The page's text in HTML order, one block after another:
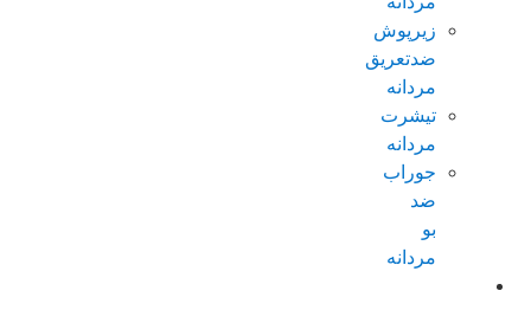
زیرپوش
ضدتعریق
مردانه
تیشرت
مردانه
جوراب
ضد
بو
مردانه